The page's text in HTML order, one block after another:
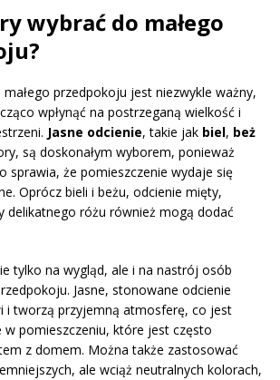
wybrać do małego
przedpokoju jest niezwykle ważny,
wpłynąć na postrzeganą wielkość i
Jasne odcienie, takie jak biel, beż
są doskonałym wyborem, ponieważ
sprawia, że pomieszczenie wydaje się
Oprócz bieli i beżu, odcienie mięty,
delikatnego różu również mogą dodać
tylko na wygląd, ale i na nastrój osób
Jasne, stonowane odcienie
i tworzą przyjemną atmosferę, co jest
w pomieszczeniu, które jest często
z domem. Można także zastosować
ale wciąż neutralnych kolorach,